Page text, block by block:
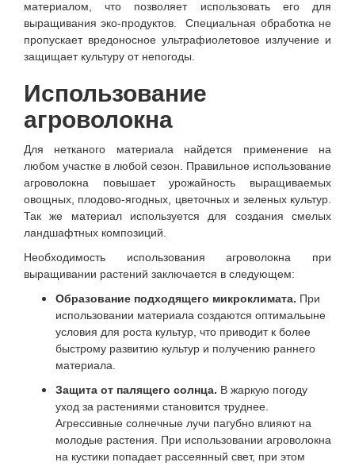
материалом, что позволяет использовать его для
выращивания эко-продуктов. Специальная обработка не
пропускает вредоносное ультрафиолетовое излучение и
защищает культуру от непогоды.
Использование
агроволокна
Для нетканого материала найдется применение на
любом участке в любой сезон. Правильное использование
агроволокна повышает урожайность выращиваемых
овощных, плодово-ягодных, цветочных и зеленых культур.
Так же материал используется для создания смелых
ландшафтных композиций.
Необходимость использования агроволокна при
выращивании растений заключается в следующем:
Образование подходящего микроклимата. При
использовании материала создаются оптимальыне
условия для роста культур, что приводит к более
быстрому развитию культур и получению раннего
материала.
Защита от палящего солнца. В жаркую погоду
уход за растениями становится труднее.
Агрессивные солнечные лучи пагубно влияют на
молодые растения. При использовании агроволокна
на кустики попадает рассеянный свет, при этом